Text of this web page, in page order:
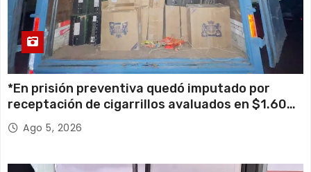
*En prisión preventiva quedó imputado por
receptación de cigarrillos avaluados en $1.600
millones*
Ago 5, 2026